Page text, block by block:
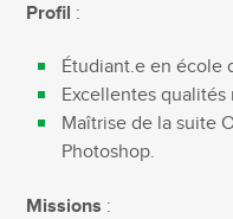
Profil :
Étudiant.e en école
Excellentes
Maîtrise de la suite
Photoshop.
Missions :